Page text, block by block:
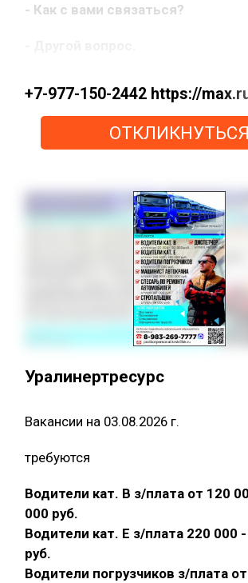
- Как с вами связаться?
+7-977-150-2442 https://
ОТКЛИКНУТЬСЯ
Уралинертресурс
Вакансии на 03.08.2026 г.
требуются
Водители кат. В з/плата от 120
000 руб.
Водители кат. Е з/плата 220 000
руб.
Водители погрузчиков з/плата